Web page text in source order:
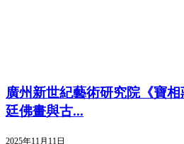
廣州新世紀藝術研究院《寶
廷佛畫與古...
2025年11月11日